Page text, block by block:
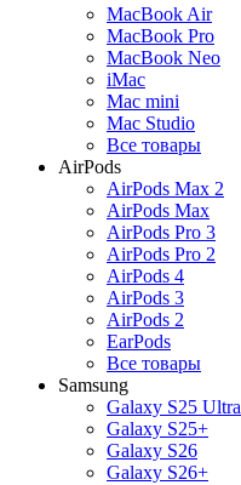
MacBook Air
MacBook Pro
MacBook Neo
iMac
Mac mini
Mac Studio
Все товары
AirPods
AirPods Max 2
AirPods Max
AirPods Pro 3
AirPods Pro 2
AirPods 4
AirPods 3
AirPods 2
EarPods
Все товары
Samsung
Galaxy S25 Ultra
Galaxy S25+
Galaxy S26
Galaxy S26+